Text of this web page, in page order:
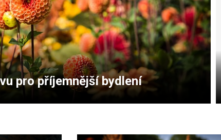
pro příjemnější bydlení